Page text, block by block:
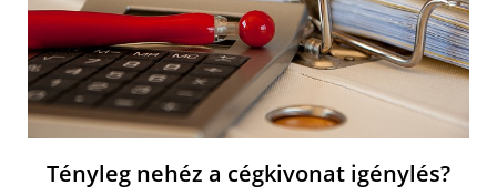
Tényleg nehéz a cégkivonat igénylés?